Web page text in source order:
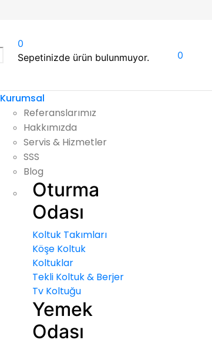
0
Sepetinizde ürün bulunmuyor.
0
Kurumsal
Referanslarımız
Hakkımızda
Servis & Hizmetler
SSS
Blog
Oturma
Odası
Koltuk Takımları
Köşe Koltuk
Koltuklar
Tekli Koltuk & Berjer
Tv Koltuğu
Yemek
Odası